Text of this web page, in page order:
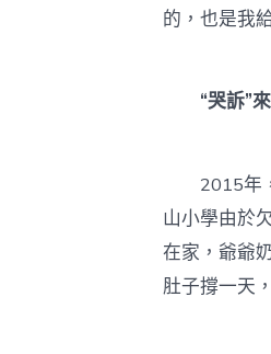
的，也是我
“哭訴”來
2015年，
山小學由於
在家，爺爺
肚子撐一天